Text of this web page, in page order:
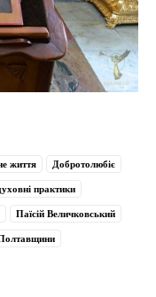
життя Добротолюбіє
практики
Паїсій Величковський